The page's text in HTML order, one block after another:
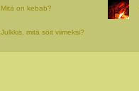
Mitä on kebab?
Julkkis, mitä söit viimeksi?